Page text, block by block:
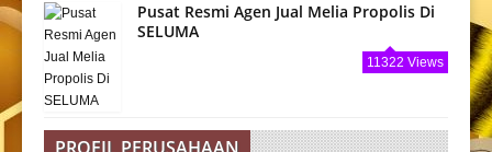
Pusat Resmi Agen Jual Melia Propolis Di
SELUMA
11322 Views